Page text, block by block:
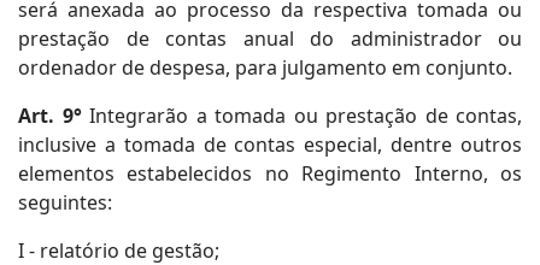
será anexada ao processo da respectiva tomada ou
prestação de contas anual do administrador ou
ordenador de despesa, para julgamento em conjunto.
Art. 9°Integrarão a tomada ou prestação de contas,
inclusive a tomada de contas especial, dentre outros
elementos estabelecidos no Regimento Interno, os
seguintes:
I - relatório de gestão;